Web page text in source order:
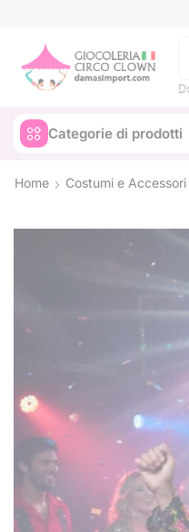
Categorie di prodotti
Home Costumi e